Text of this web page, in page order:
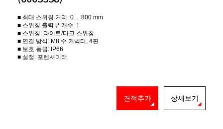
■ 최대 스위칭 거리: 0 ... 800 mm
■ 스위칭 출력부 개수: 1
■ 스위칭: 라이트/다크 스위칭
■ 연결 방식: M8 수 커넥터, 4핀
■ 보호 등급: IP66
■ 설정: 포텐셔미터
견적추가 상세보기